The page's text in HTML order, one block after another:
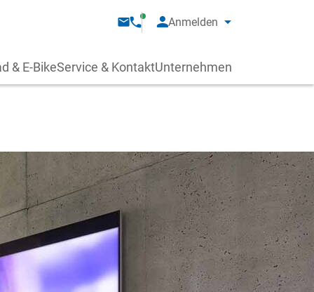
Anmelden
& E-BikeService & KontaktUnternehmen